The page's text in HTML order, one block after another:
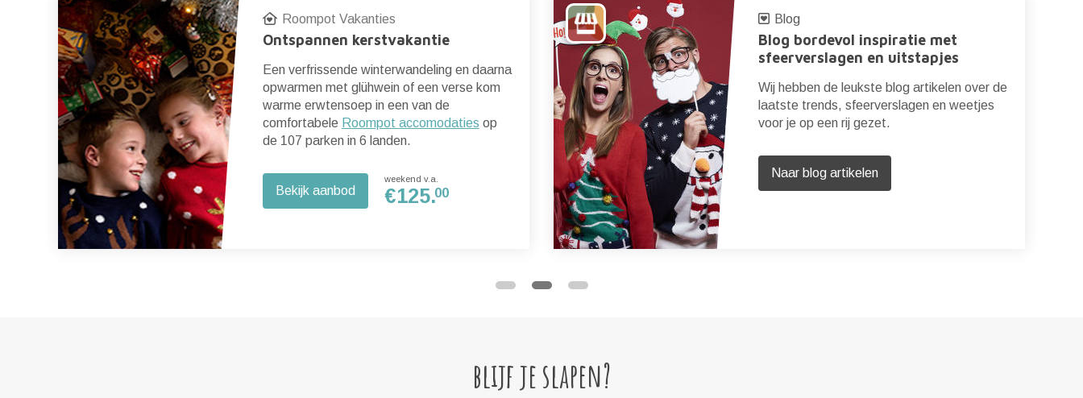
Roompot Vakanties
Ontspannen kerstvakantie
Een verfrissende winterwandeling en daarna
opwarmen met glühwein of een verse kom
warme erwtensoep in een van de
comfortabele Roompot accomodaties op
de 107 parken in 6 landen.
Bekijk aanbod
weekend v.a.
€125.00
Blog
Blog bordevol inspiratie met
sfeerverslagen en uitstapjes
Wij hebben de leukste blog artikelen over de
laatste trends, sfeerverslagen en weetjes
voor je op een rij gezet.
Naar blog artikelen
blijf je slapen?